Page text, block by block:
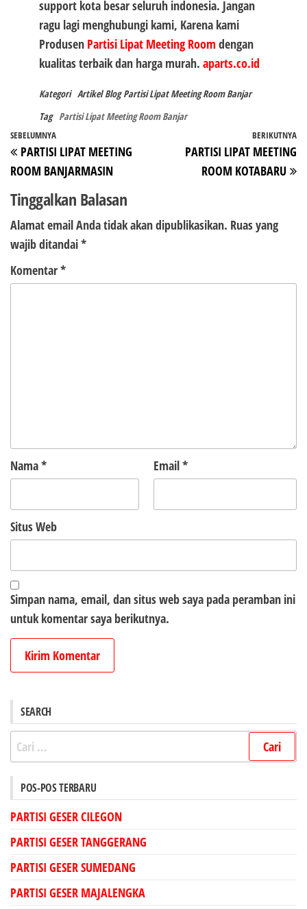
support kota besar seluruh indonesia. Jangan
ragu lagi menghubungi kami, Karena kami
Produsen Partisi Lipat Meeting Room dengan
kualitas terbaik dan harga murah. aparts.co.id
Kategori Artikel Blog Partisi Lipat Meeting Room Banjar
Tag Partisi Lipat Meeting Room Banjar
Navigasi
pos
Pos
Sebelumnya
SEBELUMNYA
PARTISI LIPAT MEETING
ROOM BANJARMASIN
BERIKUTNYA
PARTISI LIPAT MEETING
ROOM KOTABARU
Tinggalkan Balasan
Alamat email Anda tidak akan dipublikasikan. Ruas yang
wajib ditandai*
Komentar*
Nama* Email*
Situs Web
Simpan nama, email, dan situs web saya pada peramban ini
untuk komentar saya berikutnya.
SEARCH
Cari
untuk:
POS-POS TERBARU
PARTISI GESER CILEGON
PARTISI GESER TANGGERANG
PARTISI GESER SUMEDANG
PARTISI GESER MAJALENGKA